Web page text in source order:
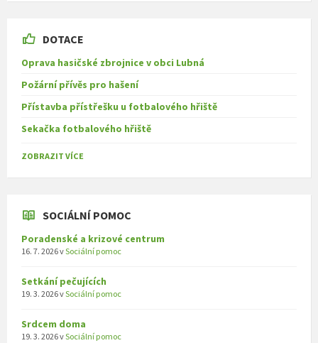
DOTACE
Oprava hasičské zbrojnice v obci Lubná
Požární přívěs pro hašení
Přístavba přístřešku u fotbalového hřiště
Sekačka fotbalového hřiště
ZOBRAZIT VÍCE
SOCIÁLNÍ POMOC
Poradenské a krizové centrum
16. 7. 2026vSociální pomoc
Setkání pečujících
19. 3. 2026vSociální pomoc
Srdcem doma
19. 3. 2026vSociální pomoc